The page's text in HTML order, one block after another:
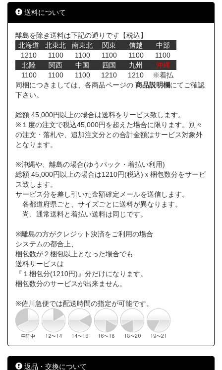
送料について
離島を除き送料は下記の通りです【税込】
北海道
北東北 南東北 関東 信越
中部
1210
1100 1100 1100 1100
1100
北陸
関西 中国 四国 九州
沖縄
1100
1100 1100 1210 1210
※着払
同梱につきましては、各商品ページの 商品説明欄にてご確認
下さい。
総額 45,000円以上の場合は送料をサービス致します。
※１度の注文で税込45,000円を超えた場合に限ります。別々
の注文・落札や、追加注文分との合計金額はサービス対象外
となります。
※沖縄や、離島の場合(ゆうパック・着払い利用)
総額 45,000円以上の場合は1210円(税込)ｘ梱包数分をサービ
ス致します。
サービス分を差し引いた金額確定メールを送信します。
各都道府県ごと、サイズごとに送料が異なります。
尚、通常送料と着払い送料は同じです。
※離島の方がクレジット決済をご利用の場合
システムの都合上、
梱包数が２梱包以上となった場合でも
送料サービスは
『１梱包分(1210円)』分だけになります。
梱包数分のサービスが出来ません。
※佐川急便では配送時間の指定が可能です。
返品・交換について